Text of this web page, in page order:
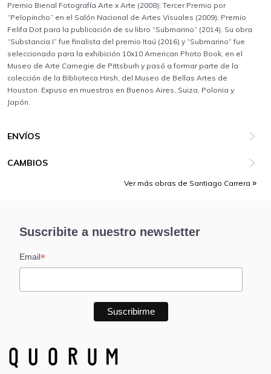
Premio Bienal Fotografía Arte x Arte (2008); Tercer Premio por
“Pelopincho” en el Salón Nacional de Artes Visuales (2009); Premio
Felifa Dot para la publicación de su libro “Submarino” (2014). Su obra
“Substancia I” fue finalista del premio Itaú (2016) y “Submarino” fue
seleccionado para la exhibición 10x10 American Photo Book, en el
Museo de Arte Carnegie de Pittsburh y pasó a formar parte de la
colección de la Biblioteca Hirsh, del Museo de Bellas Artes de
Houston. Expuso en muestras en Buenos Aires, Suiza, Polonia y
Japón.
ENVÍOS
CAMBIOS
Ver más obras de Santiago Carrera
Suscribite a nuestro newsletter
Email*